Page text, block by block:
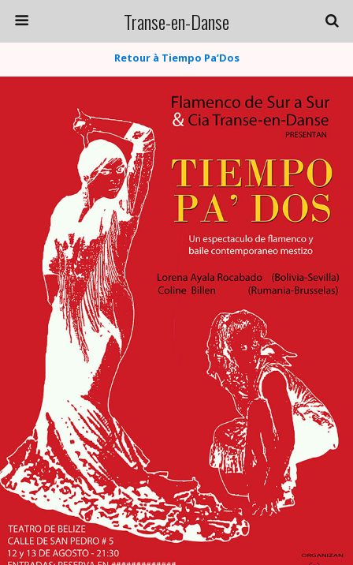
Transe-en-Danse
Retour à Tiempo Pa’Dos